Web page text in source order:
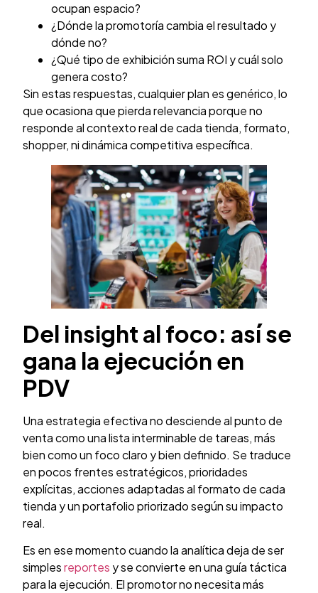
ocupan espacio?
¿Dónde la promotoría cambia el resultado y
dónde no?
¿Qué tipo de exhibición suma ROI y cuál solo
genera costo?
Sin estas respuestas, cualquier plan es genérico, lo
que ocasiona que pierda relevancia porque no
responde al contexto real de cada tienda, formato,
shopper, ni dinámica competitiva específica.
Del insight al foco: así se
gana la ejecución en
PDV
Una estrategia efectiva no desciende al punto de
venta como una lista interminable de tareas, más
bien como un foco claro y bien definido. Se traduce
en pocos frentes estratégicos, prioridades
explícitas, acciones adaptadas al formato de cada
tienda y un portafolio priorizado según su impacto
real.
Es en ese momento cuando la analítica deja de ser
simplesreportes y se convierte en una guía táctica
para la ejecución. El promotor no necesita más